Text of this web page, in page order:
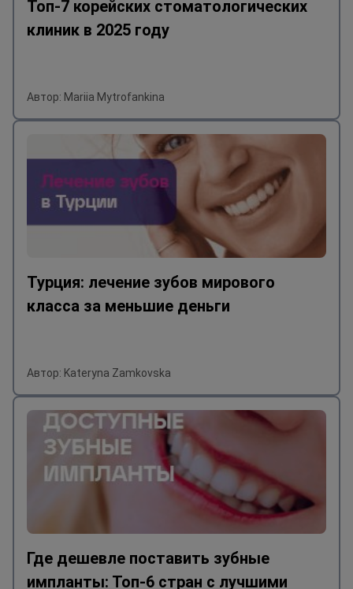
Топ-7 корейских стоматологических
клиник в 2025 году
Автор: Mariia Mytrofankina
Турция: лечение зубов мирового
класса за меньшие деньги
Автор: Kateryna Zamkovska
Где дешевле поставить зубные
импланты: Топ-6 стран с лучшими